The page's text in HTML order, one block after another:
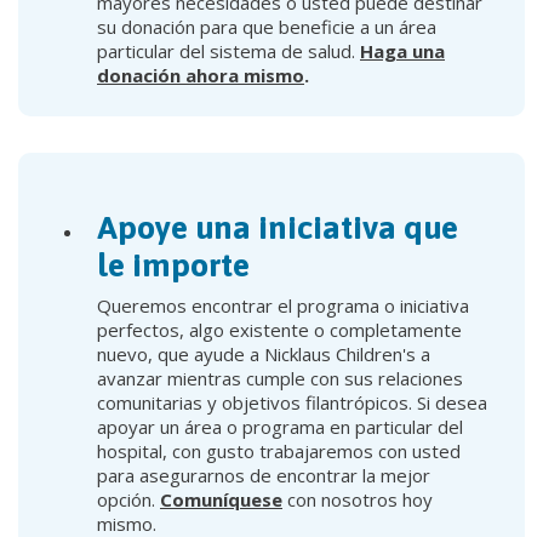
su donación para que beneficie a un área
particular del sistema de salud. Haga una
donación ahora mismo.
Apoye una iniciativa que
le importe
Queremos encontrar el programa o iniciativa
perfectos, algo existente o completamente
nuevo, que ayude a Nicklaus Children's a
avanzar mientras cumple con sus relaciones
comunitarias y objetivos filantrópicos. Si desea
apoyar un área o programa en particular del
hospital, con gusto trabajaremos con usted
para asegurarnos de encontrar la mejor
opción. Comuníquese con nosotros hoy
mismo.